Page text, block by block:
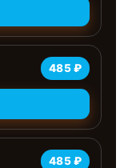
485 ₽
485 ₽